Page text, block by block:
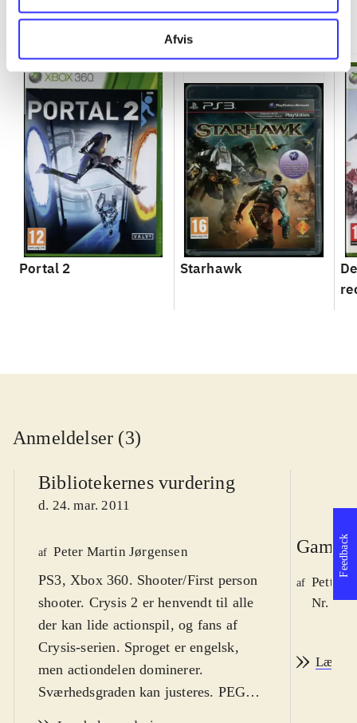
Afvis
Minder om
Portal 2 Starhawk
Anmeldelser (3)
Bibliotekernes vurdering
d. 24. mar. 2011
af Peter Martin Jørgensen
PS3, Xbox 360. Shooter/First person
shooter. Crysis 2 er henvendt til alle
der kan lide actionspil, og fans af
Crysis-serien. Sproget er engelsk,
men actiondelen dominerer.
Sværhedsgraden kan justeres. PEGI
Game
af Petter
Nr.
Læs
Feedback